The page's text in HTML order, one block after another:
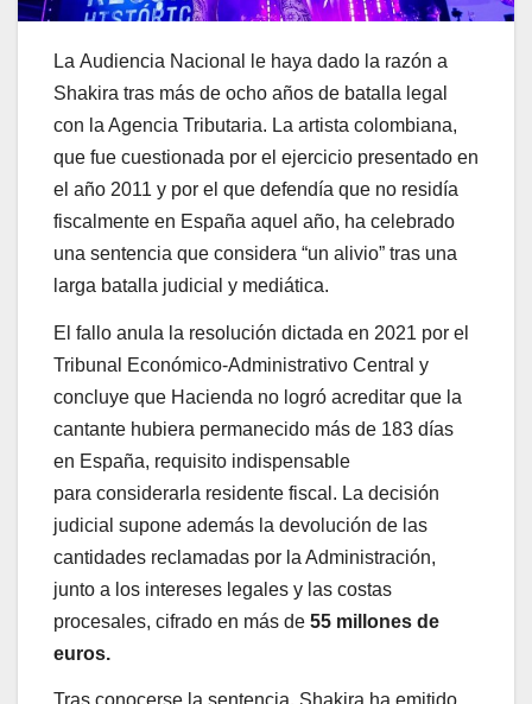
La Audiencia Nacional le haya dado la razón a
Shakira tras más de ocho años de batalla legal
con la Agencia Tributaria. La artista colombiana,
que fue cuestionada por el ejercicio presentado en
el año 2011 y por el que defendía que no residía
fiscalmente en España aquel año, ha celebrado
una sentencia que considera “un alivio” tras una
larga batalla judicial y mediática.
El fallo anula la resolución dictada en 2021 por el
Tribunal Económico-Administrativo Central y
concluye que Hacienda no logró acreditar que la
cantante hubiera permanecido más de 183 días
en España, requisito indispensable
para considerarla residente fiscal. La decisión
judicial supone además la devolución de las
cantidades reclamadas por la Administración,
junto a los intereses legales y las costas
procesales, cifrado en más de 55 millones de
euros.